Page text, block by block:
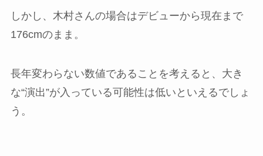
しかし、木村さんの場合はデビューから現在まで
176cmのまま。
長年変わらない数値であることを考えると、大き
な“演出”が入っている可能性は低いといえるでしょ
う。